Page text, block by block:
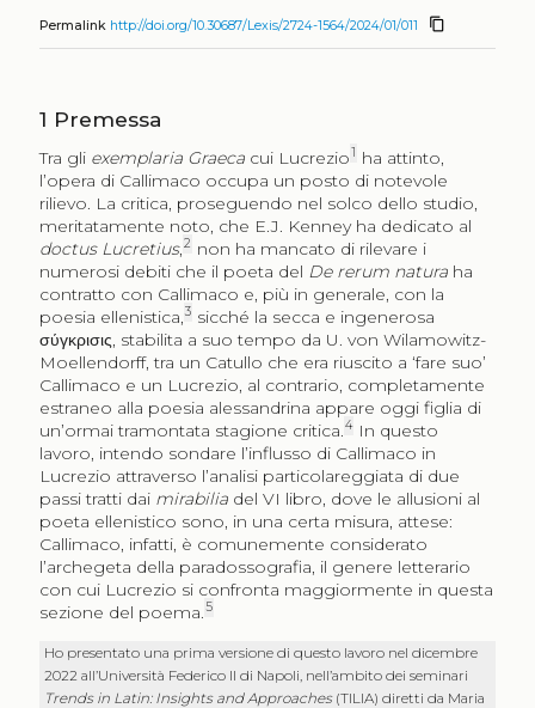
Permalink http://doi.org/10.30687/Lexis/2724-1564/2024/01/011 content_copy
1 Premessa
Tra gli exemplaria Graeca cui Lucrezio1 ha attinto,
l’opera di Callimaco occupa un posto di notevole
rilievo. La critica, proseguendo nel solco dello studio,
meritatamente noto, che E.J. Kenney ha dedicato al
doctus Lucretius,2 non ha mancato di rilevare i
numerosi debiti che il poeta del De rerum naturaha
contratto con Callimaco e, più in generale, con la
poesia ellenistica,3 sicché la secca e ingenerosa
σύγκρισις, stabilita a suo tempo da U. von Wilamowitz-
Moellendorff, tra un Catullo che era riuscito a ‘fare suo’
Callimaco e un Lucrezio, al contrario, completamente
estraneo alla poesia alessandrina appare oggi figlia di
un’ormai tramontata stagione critica.4In questo
lavoro, intendo sondare l’influsso di Callimaco in
Lucrezio attraverso l’analisi particolareggiata di due
passi tratti dai mirabilia del VI libro, dove le allusioni al
poeta ellenistico sono, in una certa misura, attese:
Callimaco, infatti, è comunemente considerato
l’archegeta della paradossografia, il genere letterario
con cui Lucrezio si confronta maggiormente in questa
sezione del poema.5
Ho presentato una prima versione di questo lavoro nel dicembre
2022 all’Università Federico II di Napoli, nell’ambito dei seminari
Trends in Latin: Insights and Approaches (TILIA) diretti da Maria